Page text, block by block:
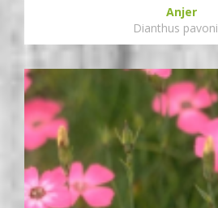
Anjer
Dianthus